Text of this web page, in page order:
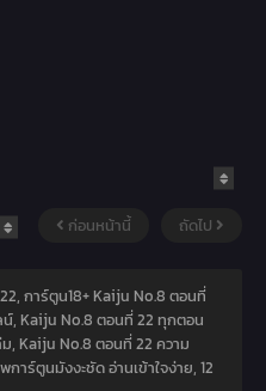
ก่อนหน้านี้ ถัดไป
การ์ตูน18+ Kaiju No.8 ตอนที่
, Kaiju No.8 ตอนที่ 22 ทุกตอน
, Kaiju No.8 ตอนที่ 22 ความ
าร์ตูนมังงะชัด อ่านเข้าใจง่าย, 12